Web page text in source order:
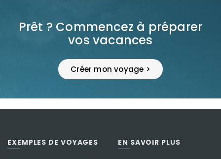
Prêt ? Commencez à préparer
vos vacances
Créer mon voyage >
EXEMPLES DE VOYAGES EN SAVOIR PLUS